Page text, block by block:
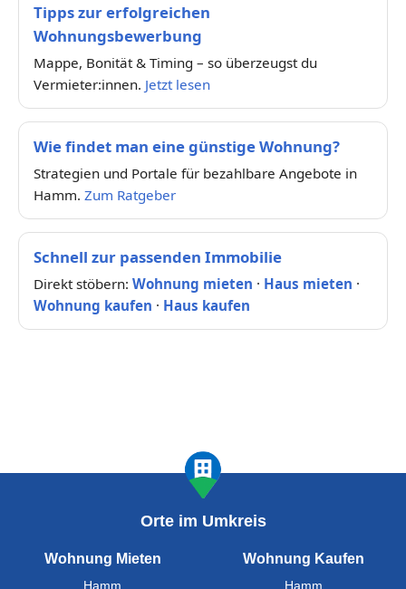
Tipps zur erfolgreichen
Wohnungsbewerbung
Mappe, Bonität & Timing – so überzeugst du
Vermieter:innen. Jetzt lesen
Wie findet man eine günstige Wohnung?
Strategien und Portale für bezahlbare Angebote in
Hamm. Zum Ratgeber
Schnell zur passenden Immobilie
Direkt stöbern: Wohnung mieten · Haus mieten ·
Wohnung kaufen · Haus kaufen
Orte im Umkreis
Wohnung Mieten
Hamm
Wohnung Kaufen
Hamm